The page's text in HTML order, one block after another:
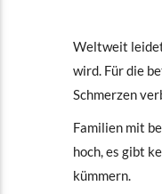
Weltweit
wird. Für die
Schmerzen
Familien mit
hoch, es gibt
kümmern.